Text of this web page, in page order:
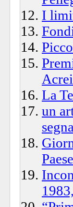
I
La
un